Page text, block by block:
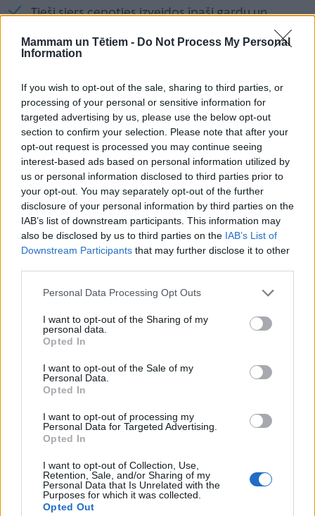
Mammam un Tētiem - Do Not Process My Personal
Information
If you wish to opt-out of the sale, sharing to third parties, or
processing of your personal or sensitive information for
targeted advertising by us, please use the below opt-out
section to confirm your selection. Please note that after your
opt-out request is processed you may continue seeing
interest-based ads based on personal information utilized by
us or personal information disclosed to third parties prior to
your opt-out. You may separately opt-out of the further
disclosure of your personal information by third parties on the
IAB’s list of downstream participants. This information may
also be disclosed by us to third parties on the IAB’s List of
Downstream Participants that may further disclose it to other
Personal Data Processing Opt Outs
I want to opt-out of the Sharing of my
personal data.
Opted In
I want to opt-out of the Sale of my
Personal Data.
Opted In
I want to opt-out of processing my
Personal Data for Targeted Advertising.
Opted In
I want to opt-out of Collection, Use,
Retention, Sale, and/or Sharing of my
Personal Data that Is Unrelated with the
Purposes for which it was collected.
Opted Out
Tieši siers cepoties izveidos īpaši gardu un
Pannā uzkarsē eļļu un nagetus cep uz vidējas
līdz tie kļūst zeltaini un kraukšķīgi.
Var gatavot arī cepeškrāsnī:
Lasītākais
Mandarīnu kūka
Izmēģinām jaunu lietotni - Witty Dicie Games
aptuveni 15–20 minūtes;
cepšanas vidū nagetus apgriež otrādi.